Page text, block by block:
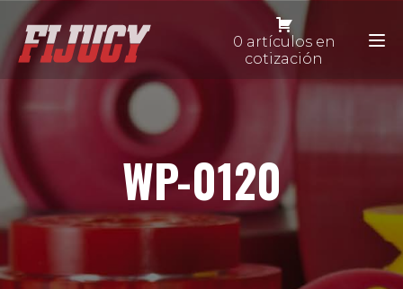
0 artículos en
cotización
WP-0120